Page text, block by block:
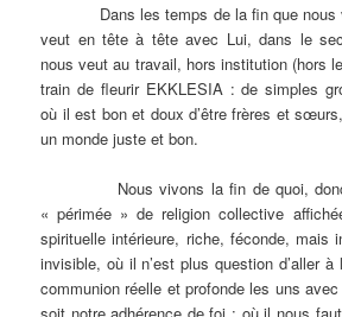
Dans les temps de la fin que nous
veut en tête à tête avec Lui, dans le
nous veut au travail, hors institution (hors
train de fleurir EKKLESIA : de simples
où il est bon et doux d’être frères et
un monde juste et bon.
Nous vivons la fin de quoi, donc?
« périmée » de religion collective
spirituelle intérieure, riche, féconde, mais
invisible, où il n’est plus question d’aller à
communion réelle et profonde les uns